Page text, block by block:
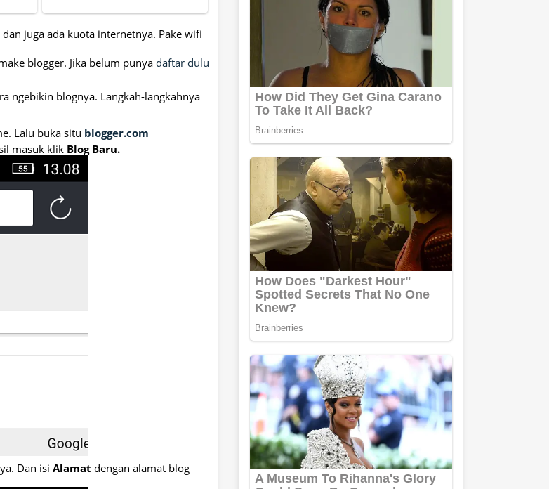
juga ada kuota internetnya. Pake wifi
blogger. Jika belum punya daftar dulu
ngebikin blognya. Langkah-langkahnya
Lalu buka situ blogger.com
masuk klik Blog Baru.
Dan isi Alamat dengan alamat blog